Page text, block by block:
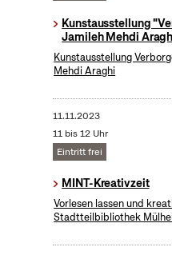
Kunstausstellung
Jamileh Mehdi
Kunstausstellung
Mehdi Araghi
11.11.2023
11 bis 12 Uhr
Eintritt frei
MINT-Kreativzeit
Vorlesen lassen und
Stadtteilbibliothek